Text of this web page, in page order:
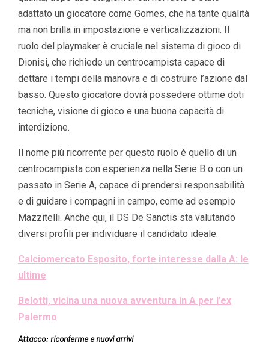
adattato un giocatore come Gomes, che ha tante qualità
ma non brilla in impostazione e verticalizzazioni. Il
ruolo del playmaker è cruciale nel sistema di gioco di
Dionisi, che richiede un centrocampista capace di
dettare i tempi della manovra e di costruire l’azione dal
basso. Questo giocatore dovrà possedere ottime doti
tecniche, visione di gioco e una buona capacità di
interdizione.
Il nome più ricorrente per questo ruolo è quello di un
centrocampista con esperienza nella Serie B o con un
passato in Serie A, capace di prendersi responsabilità
e di guidare i compagni in campo, come ad esempio
Mazzitelli. Anche qui, il DS De Sanctis sta valutando
diversi profili per individuare il candidato ideale.
Calciomercato Esposito, forte interesse dalla A: le
ultime
Belotti, vicina una nuova avventura in A per l’ex
Palermo
Attacco: riconferme e nuovi arrivi